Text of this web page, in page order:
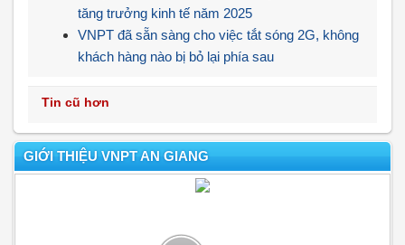
tăng trưởng kinh tế năm 2025
VNPT đã sẵn sàng cho việc tắt sóng 2G, không
khách hàng nào bị bỏ lại phía sau
Tin cũ hơn
GIỚI THIỆU VNPT AN GIANG